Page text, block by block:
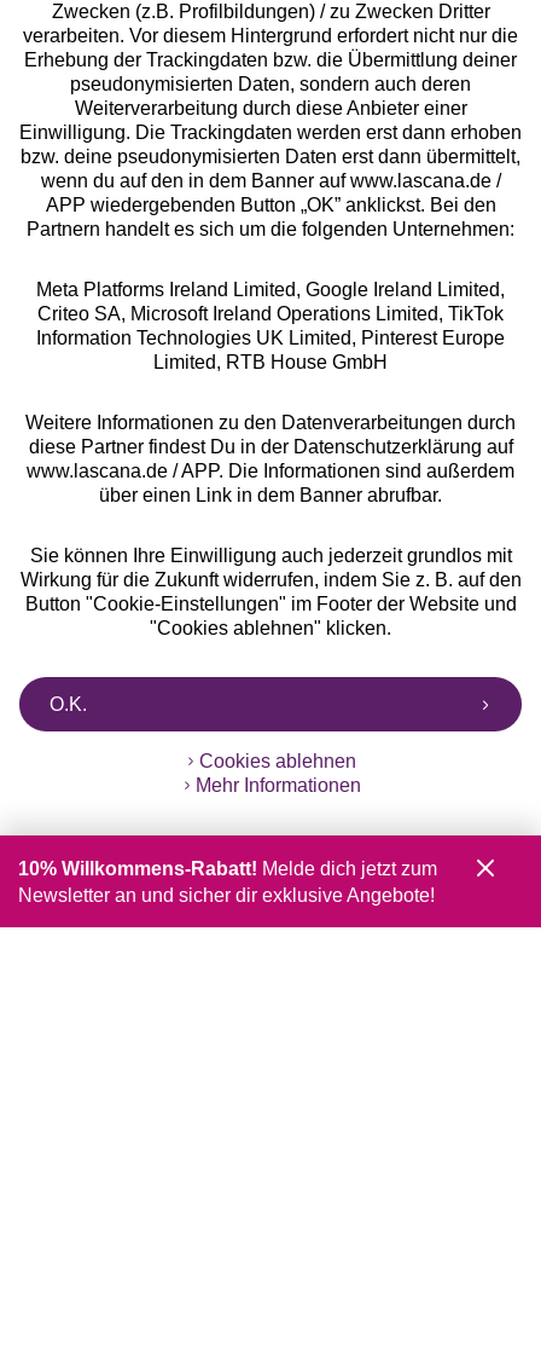
Beratung
Über uns
Rechtliches
Alle Preise inkl. MwSt., zzgl.
Versandkosten
** Bonität vorausgesetzt, berechtigt zur Bonitätsprüfung
Zwecken (z.B. Profilbildungen) / zu Zwecken Dritter
verarbeiten. Vor diesem Hintergrund erfordert nicht nur die
Erhebung der Trackingdaten bzw. die Übermittlung deiner
pseudonymisierten Daten, sondern auch deren
Weiterverarbeitung durch diese Anbieter einer
Einwilligung. Die Trackingdaten werden erst dann erhoben
bzw. deine pseudonymisierten Daten erst dann übermittelt,
wenn du auf den in dem Banner auf www.lascana.de /
APP wiedergebenden Button „OK” anklickst. Bei den
Partnern handelt es sich um die folgenden Unternehmen:
Meta Platforms Ireland Limited, Google Ireland Limited,
Criteo SA, Microsoft Ireland Operations Limited, TikTok
Information Technologies UK Limited, Pinterest Europe
Limited, RTB House GmbH
Weitere Informationen zu den Datenverarbeitungen durch
diese Partner findest Du in der Datenschutzerklärung auf
www.lascana.de / APP. Die Informationen sind außerdem
über einen Link in dem Banner abrufbar.
Sie können Ihre Einwilligung auch jederzeit grundlos mit
Wirkung für die Zukunft widerrufen, indem Sie z. B. auf den
Button "Cookie-Einstellungen" im Footer der Website und
"Cookies ablehnen" klicken.
O.K.
Cookies ablehnen
Mehr Informationen
10% Willkommens-Rabatt! Melde dich jetzt zum
Newsletter an und sicher dir exklusive Angebote!